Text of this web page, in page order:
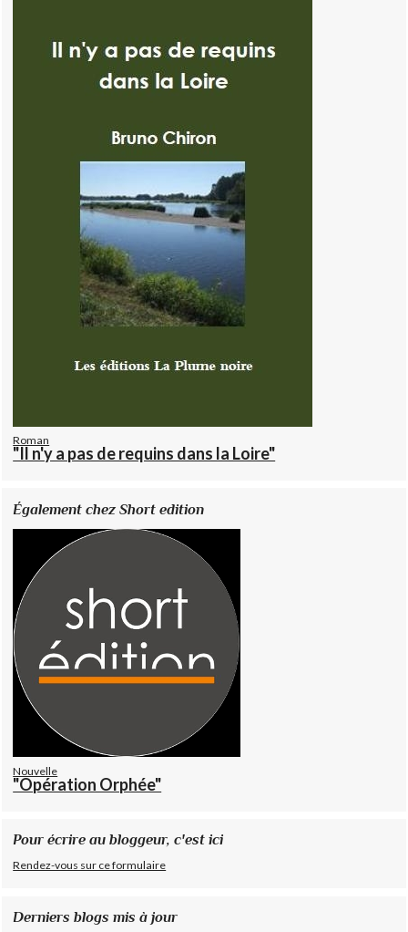
Roman
"Il n'y a pas de requins dans la Loire"
Également chez Short edition
Nouvelle
"Opération Orphée"
Pour écrire au bloggeur, c'est ici
Rendez-vous sur ce formulaire
Derniers blogs mis à jour